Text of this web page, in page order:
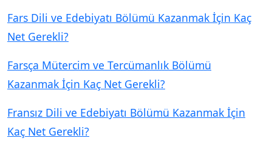
Fars Dili ve Edebiyatı Bölümü Kazanmak İçin Kaç
Net Gerekli?
Farsça Mütercim ve Tercümanlık Bölümü
Kazanmak İçin Kaç Net Gerekli?
Fransız Dili ve Edebiyatı Bölümü Kazanmak İçin
Kaç Net Gerekli?